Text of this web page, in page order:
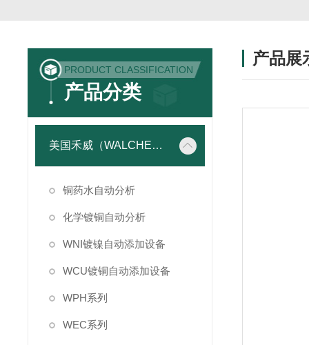
PRODUCT CLASSIFICATION
产品分类
美国禾威（WALCHEM）自动添加控制器
铜药水自动分析
化学镀铜自动分析
WNI镀镍自动添加设备
WCU镀铜自动添加设备
WPH系列
WEC系列
产品展